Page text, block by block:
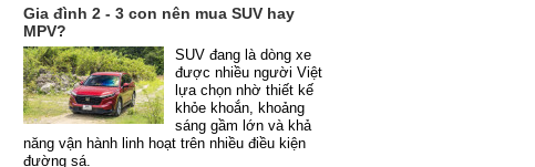
Gia đình 2 - 3 con nên mua SUV hay
MPV?
SUV đang là dòng xe
được nhiều người Việt
lựa chọn nhờ thiết kế
khỏe khoắn, khoảng
sáng gầm lớn và khả
năng vận hành linh hoạt trên nhiều điều kiện
đường sá.